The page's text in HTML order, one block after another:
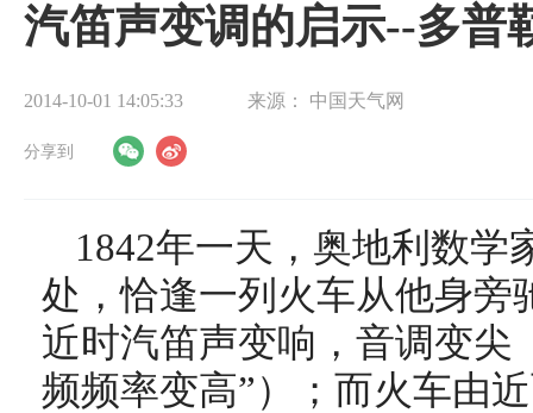
汽笛声变调的启示--多普
2014-10-01 14:05:33 来源： 中国天气网
分享到
1842年一天，奥地利数学
处，恰逢一列火车从他身旁
近时汽笛声变响，音调变尖
频频率变高”）；而火车由